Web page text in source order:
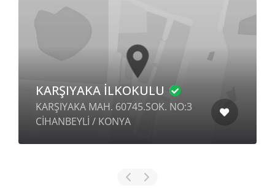
KARŞIYAKA İLKOKULU
KARŞIYAKA MAH. 60745.SOK. NO:3
CİHANBEYLİ / KONYA